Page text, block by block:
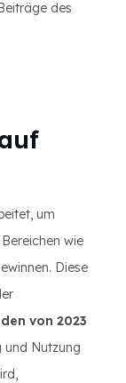
des
um
wie
Diese
von 2023
und Nutzung